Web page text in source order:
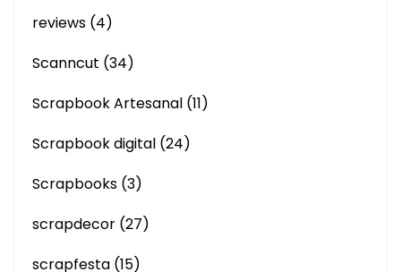
reviews (4)
Scanncut (34)
Scrapbook Artesanal (11)
Scrapbook digital (24)
Scrapbooks (3)
scrapdecor (27)
scrapfesta (15)